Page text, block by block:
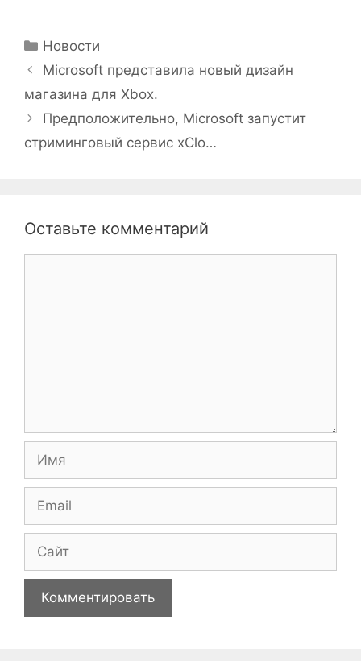
Рубрики
Новости
Microsoft представила новый дизайн
магазина для Xbox.
Предположительно, Microsoft запустит
стриминговый сервис xClo…
Оставьте комментарий